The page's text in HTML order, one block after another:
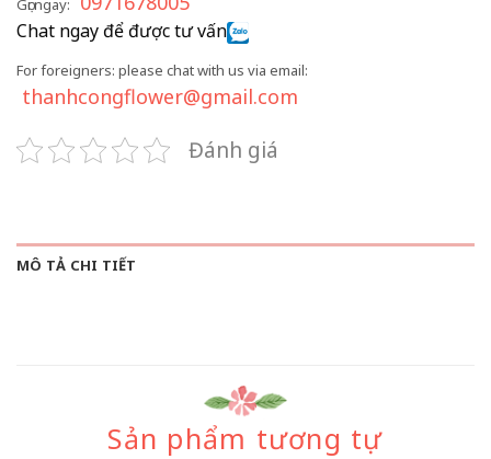
Gọi ngay:
Chat ngay để được tư vấn
For foreigners: please chat with us via email:
thanhcongflower@gmail.com
Đánh giá
MÔ TẢ CHI TIẾT
Sản phẩm tương tự